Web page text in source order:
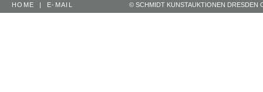
HOME | E-MAIL © SCHMIDT KUNSTAUKTIONEN DRESDEN